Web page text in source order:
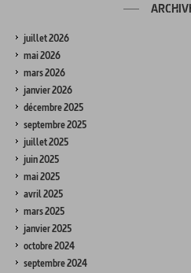
juillet 2026
mai 2026
mars 2026
janvier 2026
décembre 2025
septembre 2025
juillet 2025
juin 2025
mai 2025
avril 2025
mars 2025
janvier 2025
octobre 2024
septembre 2024